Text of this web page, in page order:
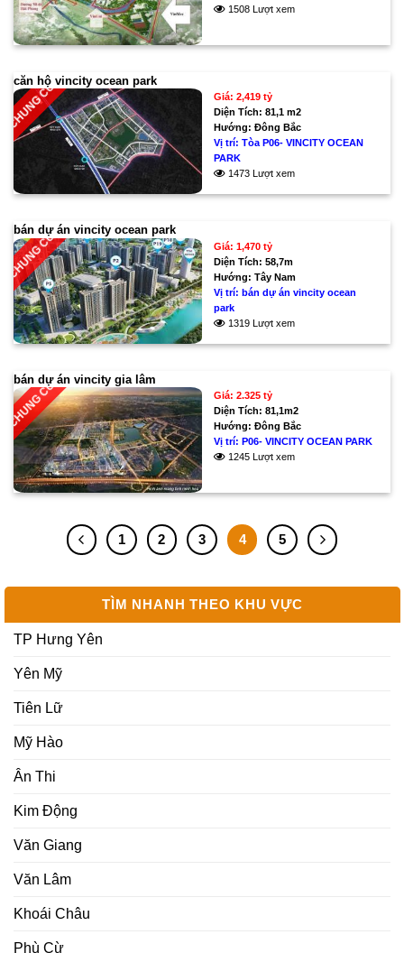
TÌM NHANH THEO KHU VỰC
TP Hưng Yên
Yên Mỹ
Tiên Lữ
Mỹ Hào
Ân Thi
Kim Động
Văn Giang
Văn Lâm
Khoái Châu
Phù Cừ
1508 Lượt xem
căn hộ vincity ocean park
Giá: 2,419 tỷ
Diện Tích:81,1 m2
Hướng:Đông Bắc
Vị trí:Tòa P06- VINCITY OCEAN
PARK
1473 Lượt xem
CHUNG CƯ
bán dự án vincity ocean park
Giá: 1,470 tỷ
Diện Tích:58,7m
Hướng:Tây Nam
Vị trí:bán dự án vincity ocean
park
1319 Lượt xem
CHUNG CƯ
bán dự án vincity gia lâm
Giá: 2.325 tỷ
Diện Tích:81,1m2
Hướng:Đông Bắc
Vị trí:P06- VINCITY OCEAN PARK
1245 Lượt xem
CHUNG CƯ
1 2 3 4 5